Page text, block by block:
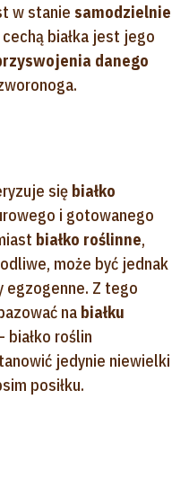
w stanie samodzielnie
białka jest jego
danego
się białko
i gotowanego
białko roślinne,
może być jednak
egzogenne. Z tego
na białku
białko roślin
jedynie niewielki
posiłku.